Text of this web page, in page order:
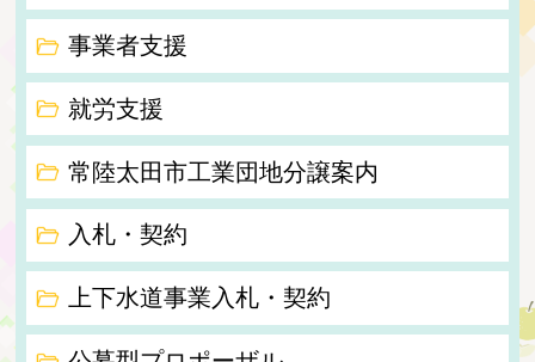
事業者支援
就労支援
常陸太田市工業団地分譲案内
入札・契約
上下水道事業入札・契約